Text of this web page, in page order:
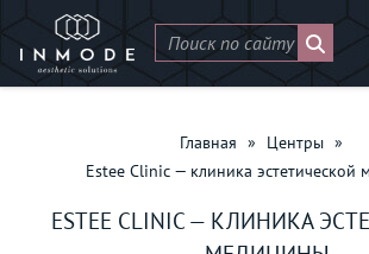
Главная » Центры »
Estee Clinic — клиника эстетической
ESTEE CLINIC — КЛИНИКА